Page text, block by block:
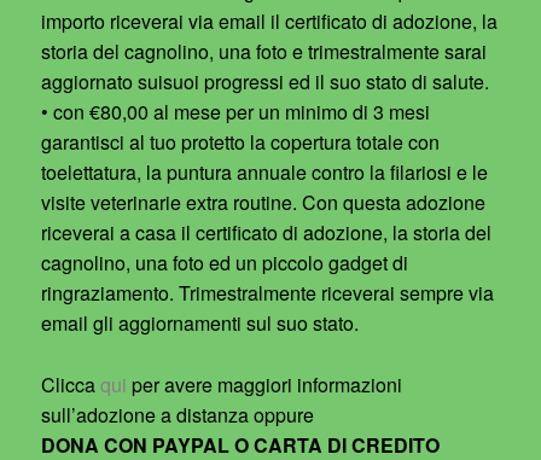
importo riceverai via email il certificato di adozione, la
storia del cagnolino, una foto e trimestralmente sarai
aggiornato suisuoi progressi ed il suo stato di salute.
• con €80,00 al mese per un minimo di 3 mesi
garantisci al tuo protetto la copertura totale con
toelettatura, la puntura annuale contro la filariosi e le
visite veterinarie extra routine. Con questa adozione
riceverai a casa il certificato di adozione, la storia del
cagnolino, una foto ed un piccolo gadget di
ringraziamento. Trimestralmente riceverai sempre via
email gli aggiornamenti sul suo stato.
Cliccaqui per avere maggiori informazioni
sull’adozione a distanza oppure
DONA CON PAYPAL O CARTA DI CREDITO